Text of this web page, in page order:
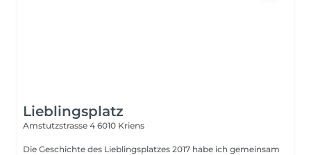
Lieblingsplatz
Amstutzstrasse 4 6010 Kriens
Die Geschichte des Lieblingsplatzes 2017 habe ich gemeinsam